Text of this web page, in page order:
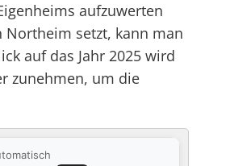
aufzuwerten
setzt, kann man
auf das Jahr 2025 wird
zunehmen, um die